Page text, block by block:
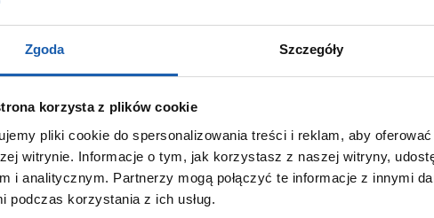
Zgoda Szczegóły
korzysta z plików cookie
pliki cookie do spersonalizowania treści i reklam, aby
witrynie. Informacje o tym, jak korzystasz z naszej witryny,
i analitycznym. Partnerzy mogą połączyć te informacje z innymi
podczas korzystania z ich usług.
Instrumenty muzyczne
Kalkulatory
Time Trend
Salony muzyczne
Noble Place
prawa zastrzeżone.
SZANOWNA
Używamy plików cookie w celach analitycznych,
marketingowych, w tym aby analizować ruch w
optymalizować jej działanie oraz zapamiętywać